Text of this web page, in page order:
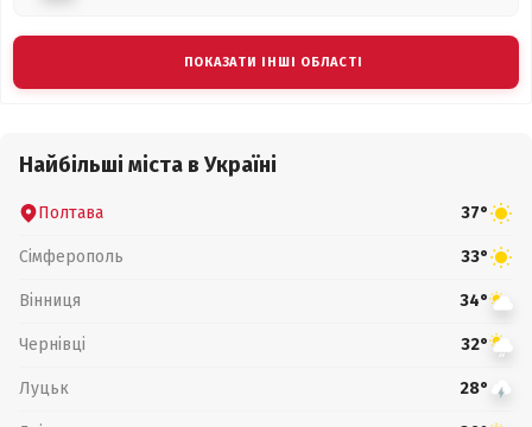
ПОКАЗАТИ ІНШІ ОБЛАСТІ
Найбільші міста в Україні
Полтава 37°
Сімферополь 33°
Вінниця 34°
Чернівці 32°
Луцьк 28°